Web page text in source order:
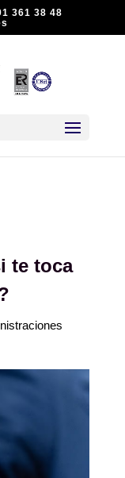
361 38 48
te toca